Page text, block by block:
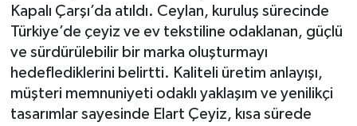
Kapalı Çarşı’da atıldı. Ceylan, kuruluş sürecinde
Türkiye’de çeyiz ve ev tekstiline odaklanan, güçlü
ve sürdürülebilir bir marka oluşturmayı
hedeflediklerini belirtti. Kaliteli üretim anlayışı,
müşteri memnuniyeti odaklı yaklaşım ve yenilikçi
tasarımlar sayesinde Elart Çeyiz, kısa sürede